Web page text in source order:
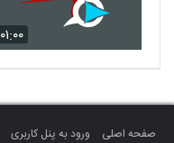
۰۱:۰۰
صفحه اصلی ورود به پنل کاربری